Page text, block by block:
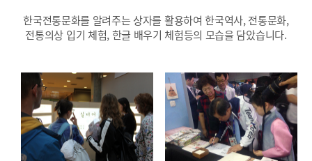
한국전통문화를 알려주는 상자를 활용하여 한국역사, 전통문화,
전통의상 입기 체험, 한글 배우기 체험등의 모습을 담았습니다.